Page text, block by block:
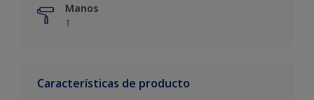
Manos
1
Características de producto